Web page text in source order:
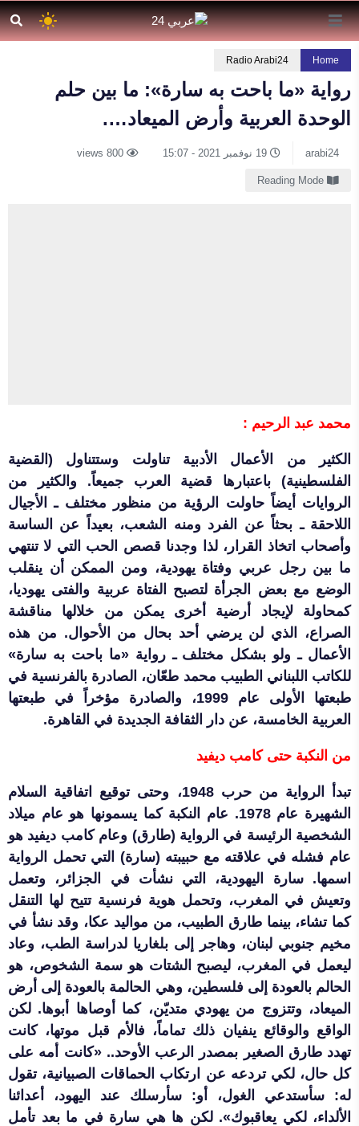
Home
Radio Arabi24
رواية «ما باحت به سارة»: ما بين حلم
الوحدة العربية وأرض الميعاد….
arabi24
محمد عبد الرحيم :
الكثير من الأعمال الأدبية تناولت وستتناول (القضية
الفلسطينية) باعتبارها قضية العرب جميعاً. والكثير من
الروايات أيضاً حاولت الرؤية من منظور مختلف ـ الأجيال
اللاحقة ـ بحثاً عن الفرد ومنه الشعب، بعيداً عن الساسة
وأصحاب اتخاذ القرار، لذا وجدنا قصص الحب التي لا تنتهي
ما بين رجل عربي وفتاة يهودية، ومن الممكن أن ينقلب
الوضع مع بعض الجرأة لتصبح الفتاة عربية والفتى يهوديا،
كمحاولة لإيجاد أرضية أخرى يمكن من خلالها مناقشة
الصراع، الذي لن يرضي أحد بحال من الأحوال. من هذه
الأعمال ـ ولو بشكل مختلف ـ رواية «ما باحت به سارة»
للكاتب اللبناني الطبيب محمد طعّان، الصادرة بالفرنسية في
طبعتها الأولى عام 1999، والصادرة مؤخراً في طبعتها
العربية الخامسة، عن دار الثقافة الجديدة في القاهرة.
من النكبة حتى كامب ديفيد
تبدأ الرواية من حرب 1948، وحتى توقيع اتفاقية السلام
الشهيرة عام 1978. عام النكبة كما يسمونها هو عام ميلاد
الشخصية الرئيسة في الرواية (طارق) وعام كامب ديفيد هو
عام فشله في علاقته مع حبيبته (سارة) التي تحمل الرواية
اسمها. سارة اليهودية، التي نشأت في الجزائر، وتعمل
وتعيش في المغرب، وتحمل هوية فرنسية تتيح لها التنقل
كما تشاء، بينما طارق الطبيب، من مواليد عكا، وقد نشأ في
مخيم جنوبي لبنان، وهاجر إلى بلغاريا لدراسة الطب، وعاد
ليعمل في المغرب، ليصبح الشتات هو سمة الشخوص، هو
الحالم بالعودة إلى فلسطين، وهي الحالمة بالعودة إلى أرض
الميعاد، وتتزوج من يهودي متديّن، كما أوصاها أبوها. لكن
الواقع والوقائع ينفيان ذلك تماماً، فالأم قبل موتها، كانت
تهدد طارق الصغير بمصدر الرعب الأوحد.. «كانت أمه على
كل حال، لكي تردعه عن ارتكاب الحماقات الصبيانية، تقول
له: سأستدعي الغول، أو: سأرسلك عند اليهود، أعدائنا
الألداء، لكي يعاقبوك». لكن ها هي سارة في ما بعد تأمل